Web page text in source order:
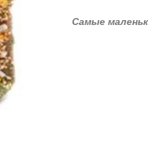
Самые